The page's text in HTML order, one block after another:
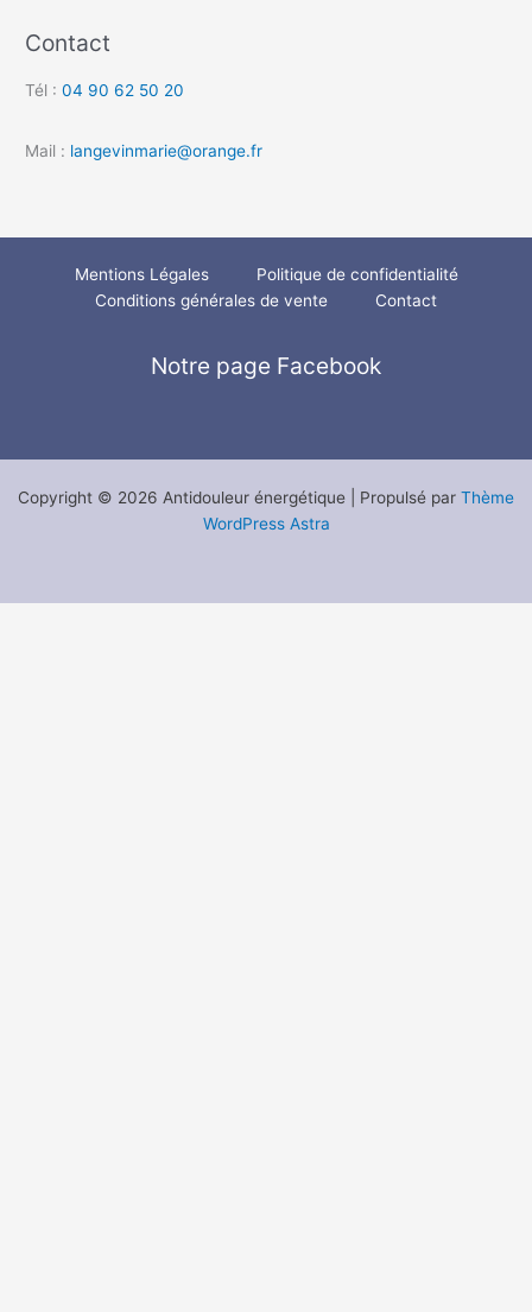
Contact
Tél :04 90 62 50 20
Mail : langevinmarie@orange.fr
Mentions Légales
Politique de confidentialité
Conditions générales de vente
Contact
Notre page Facebook
Copyright © 2026 Antidouleur énergétique | Propulsé par Thème
WordPress Astra